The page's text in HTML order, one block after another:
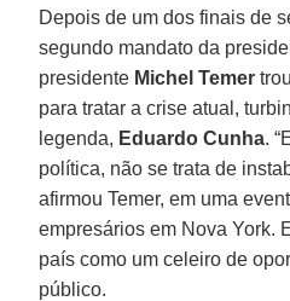
Depois de um dos finais de
segundo mandato da
presidente Michel Temer
para tratar a crise atual,
legenda, Eduardo Cunha.
política, não se trata de
afirmou Temer, em uma
empresários em Nova York.
país como um celeiro de
público.